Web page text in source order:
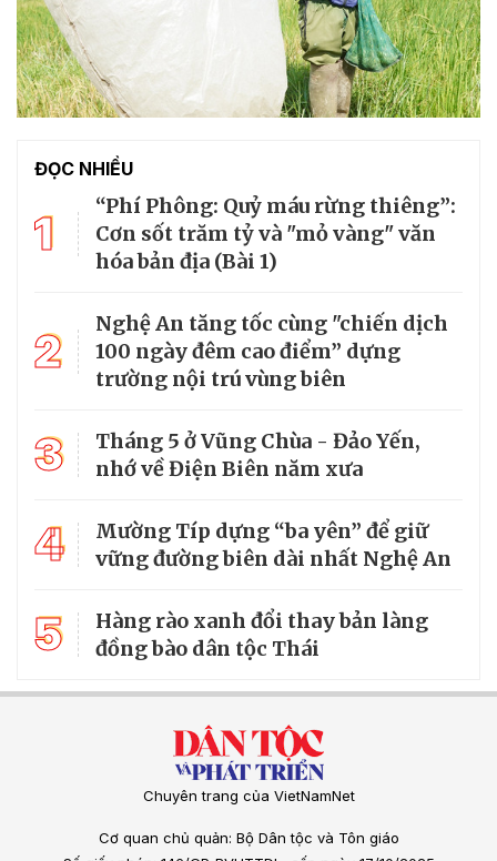
ĐỌC NHIỀU
1
“Phí Phông: Quỷ máu rừng thiêng”:
Cơn sốt trăm tỷ và "mỏ vàng" văn
hóa bản địa (Bài 1)
2
Nghệ An tăng tốc cùng "chiến dịch
100 ngày đêm cao điểm” dựng
trường nội trú vùng biên
3
Tháng 5 ở Vũng Chùa - Đảo Yến,
nhớ về Điện Biên năm xưa
4
Mường Típ dựng “ba yên” để giữ
vững đường biên dài nhất Nghệ An
5
Hàng rào xanh đổi thay bản làng
đồng bào dân tộc Thái
Chuyên trang của VietNamNet
Cơ quan chủ quản: Bộ Dân tộc và Tôn giáo